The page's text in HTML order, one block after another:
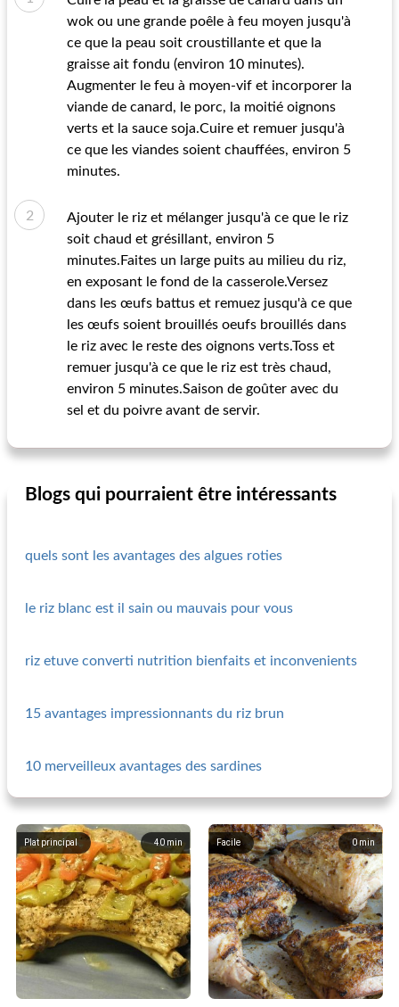
wok ou une grande poêle à feu moyen jusqu'à
ce que la peau soit croustillante et que la
graisse ait fondu (environ 10 minutes).
Augmenter le feu à moyen-vif et incorporer la
viande de canard, le porc, la moitié oignons
verts et la sauce soja.Cuire et remuer jusqu'à
ce que les viandes soient chauffées, environ 5
minutes.
Ajouter le riz et mélanger jusqu'à ce que le riz
soit chaud et grésillant, environ 5
minutes.Faites un large puits au milieu du riz,
en exposant le fond de la casserole.Versez
dans les œufs battus et remuez jusqu'à ce que
les œufs soient brouillés oeufs brouillés dans
le riz avec le reste des oignons verts.Toss et
remuer jusqu'à ce que le riz est très chaud,
environ 5 minutes.Saison de goûter avec du
sel et du poivre avant de servir.
Blogs qui pourraient être intéressants
quels sont les avantages des algues roties
le riz blanc est il sain ou mauvais pour vous
riz etuve converti nutrition bienfaits et inconvenients
15 avantages impressionnants du riz brun
10 merveilleux avantages des sardines
40 min
Plat principal 0min
Facile